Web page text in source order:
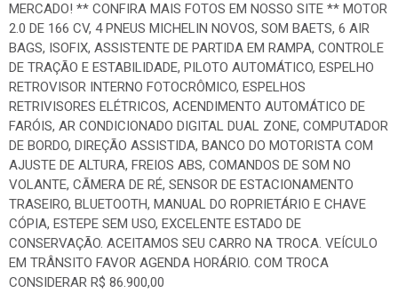
MERCADO! ** CONFIRA MAIS FOTOS EM NOSSO SITE ** MOTOR
2.0 DE 166 CV, 4 PNEUS MICHELIN NOVOS, SOM BAETS, 6 AIR
BAGS, ISOFIX, ASSISTENTE DE PARTIDA EM RAMPA, CONTROLE
DE TRAÇÃO E ESTABILIDADE, PILOTO AUTOMÁTICO, ESPELHO
RETROVISOR INTERNO FOTOCRÔMICO, ESPELHOS
RETRIVISORES ELÉTRICOS, ACENDIMENTO AUTOMÁTICO DE
FARÓIS, AR CONDICIONADO DIGITAL DUAL ZONE, COMPUTADOR
DE BORDO, DIREÇÃO ASSISTIDA, BANCO DO MOTORISTA COM
AJUSTE DE ALTURA, FREIOS ABS, COMANDOS DE SOM NO
VOLANTE, CÃMERA DE RÉ, SENSOR DE ESTACIONAMENTO
TRASEIRO, BLUETOOTH, MANUAL DO ROPRIETÁRIO E CHAVE
CÓPIA, ESTEPE SEM USO, EXCELENTE ESTADO DE
CONSERVAÇÃO. ACEITAMOS SEU CARRO NA TROCA. VEÍCULO
EM TRÂNSITO FAVOR AGENDA HORÁRIO. COM TROCA
CONSIDERAR R$ 86.900,00